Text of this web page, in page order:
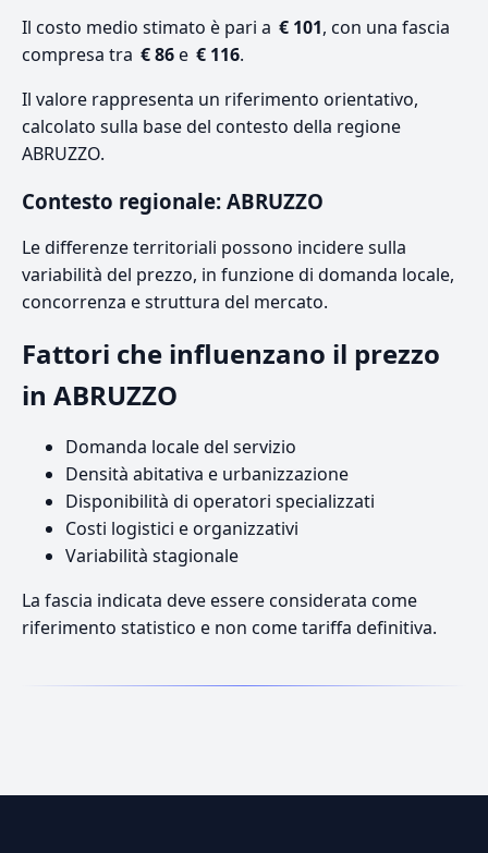
Il costo medio stimato è pari a € 101, con una fascia
compresa tra € 86e € 116.
Il valore rappresenta un riferimento orientativo,
calcolato sulla base del contesto della regione
ABRUZZO.
Contesto regionale: ABRUZZO
Le differenze territoriali possono incidere sulla
variabilità del prezzo, in funzione di domanda locale,
concorrenza e struttura del mercato.
Fattori che influenzano il prezzo
in ABRUZZO
Domanda locale del servizio
Densità abitativa e urbanizzazione
Disponibilità di operatori specializzati
Costi logistici e organizzativi
Variabilità stagionale
La fascia indicata deve essere considerata come
riferimento statistico e non come tariffa definitiva.